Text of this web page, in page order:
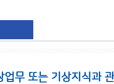
업무 또는 기상지식과